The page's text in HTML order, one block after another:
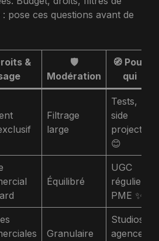
pose ces questions avant de
&
🛡️
Modération
🧭 Pour
qui
Filtrage
large
Tests,
side
projects
😊
Équilibré
UGC
régulier,
PME ✨
Granulaire
Studios,
agences